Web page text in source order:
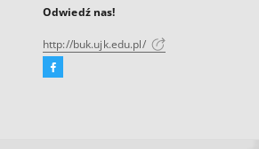
Odwiedź nas!
http://buk.ujk.edu.pl/
Facebook